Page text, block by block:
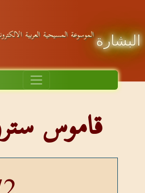
البشارةالموسوعة المسيحية العربية
قاموس